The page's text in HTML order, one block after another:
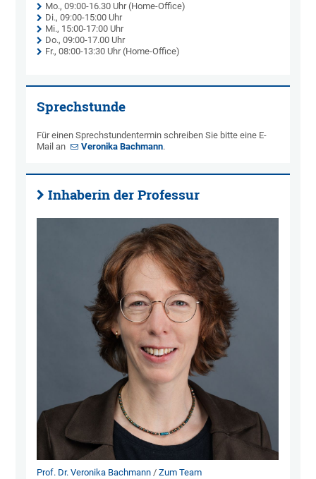
Mo., 09:00-16.30 Uhr (Home-Office)
Di., 09:00-15:00 Uhr
Mi., 15:00-17:00 Uhr
Do., 09:00-17.00 Uhr
Fr., 08:00-13:30 Uhr (Home-Office)
Sprechstunde
Für einen Sprechstundentermin schreiben Sie bitte eine E-
Mail an
Veronika Bachmann.
Inhaberin der Professur
Prof. Dr. Veronika Bachmann /Zum Team